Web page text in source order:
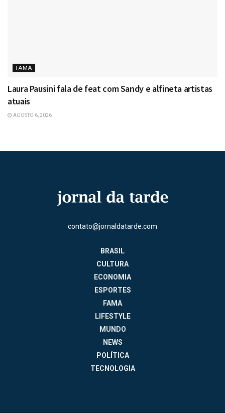
FAMA
Laura Pausini fala de feat com Sandy e alfineta artistas
atuais
AGOSTO 6, 2026
contato@jornaldatarde.com
BRASIL
CULTURA
ECONOMIA
ESPORTES
FAMA
LIFESTYLE
MUNDO
NEWS
POLÍTICA
TECNOLOGIA